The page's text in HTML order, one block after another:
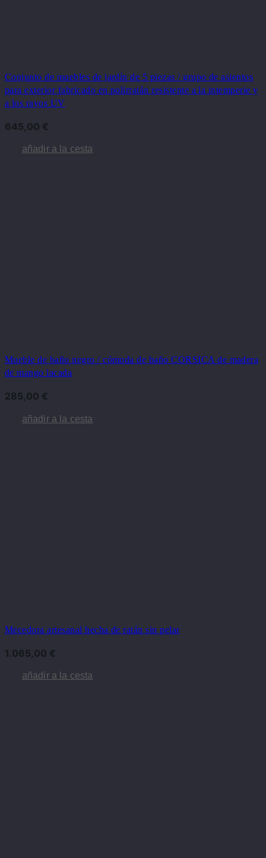
Conjunto de muebles de jardín de 5 piezas / grupo de asientos
para exterior fabricado en polirratán resistente a la intemperie y
a los rayos UV
645,00 €
añadir a la cesta
Mueble de baño negro / cómoda de baño CORSICA de madera
de mango lacada
285,00 €
añadir a la cesta
Mecedora artesanal hecha de ratán sin pelar
1.065,00 €
añadir a la cesta